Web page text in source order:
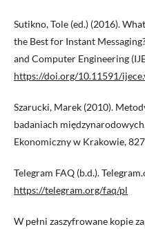
Sutikno, Tole (ed.) (2016).
the Best for Instant
and Computer Engineering
https://doi.org/10.11591/
Szarucki, Marek (2010).
badaniach
Ekonomiczny w Krakowie,
Telegram FAQ (b.d.).
https://telegram.org/faq/pl
W pełni zaszyfrowane kopie